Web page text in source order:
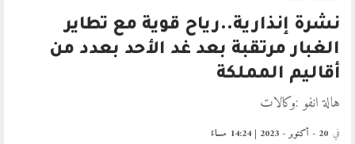
نشرة إنذارية..رياح قوية مع تطاير
الغبار مرتقبة بعد غد الأحد بعدد من
أقاليم المملكة
هالة انفو :وكالات
في 20 - أكتوبر - 2023 | 14:24 مساءً